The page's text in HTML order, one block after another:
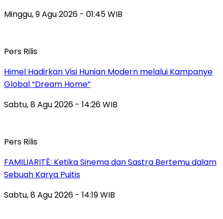
Minggu, 9 Agu 2026 - 01:45 WIB
Pers Rilis
Himel Hadirkan Visi Hunian Modern melalui Kampanye
Global “Dream Home”
Sabtu, 8 Agu 2026 - 14:26 WIB
Pers Rilis
FAMILIARITÉ: Ketika Sinema dan Sastra Bertemu dalam
Sebuah Karya Puitis
Sabtu, 8 Agu 2026 - 14:19 WIB